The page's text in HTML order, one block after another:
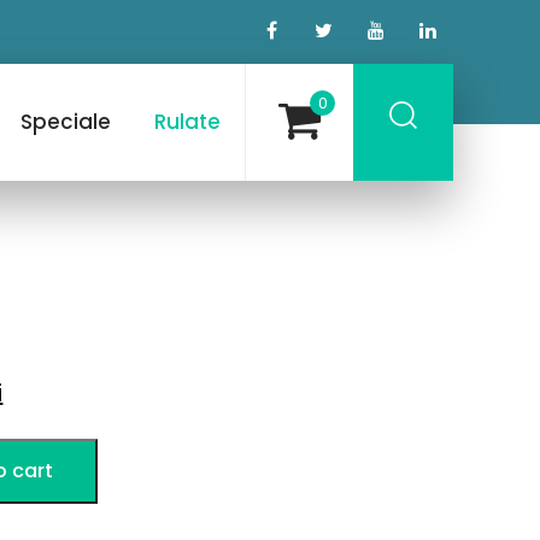
Speciale Rulate
0
price
is:cart